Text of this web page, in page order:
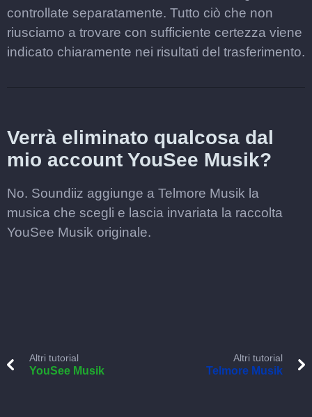
controllate separatamente. Tutto ciò che non
riusciamo a trovare con sufficiente certezza viene
indicato chiaramente nei risultati del trasferimento.
Verrà eliminato qualcosa dal
mio account YouSee Musik?
No. Soundiiz aggiunge a Telmore Musik la
musica che scegli e lascia invariata la raccolta
YouSee Musik originale.
Altri tutorial
YouSee Musik
Altri tutorial
Telmore Musik